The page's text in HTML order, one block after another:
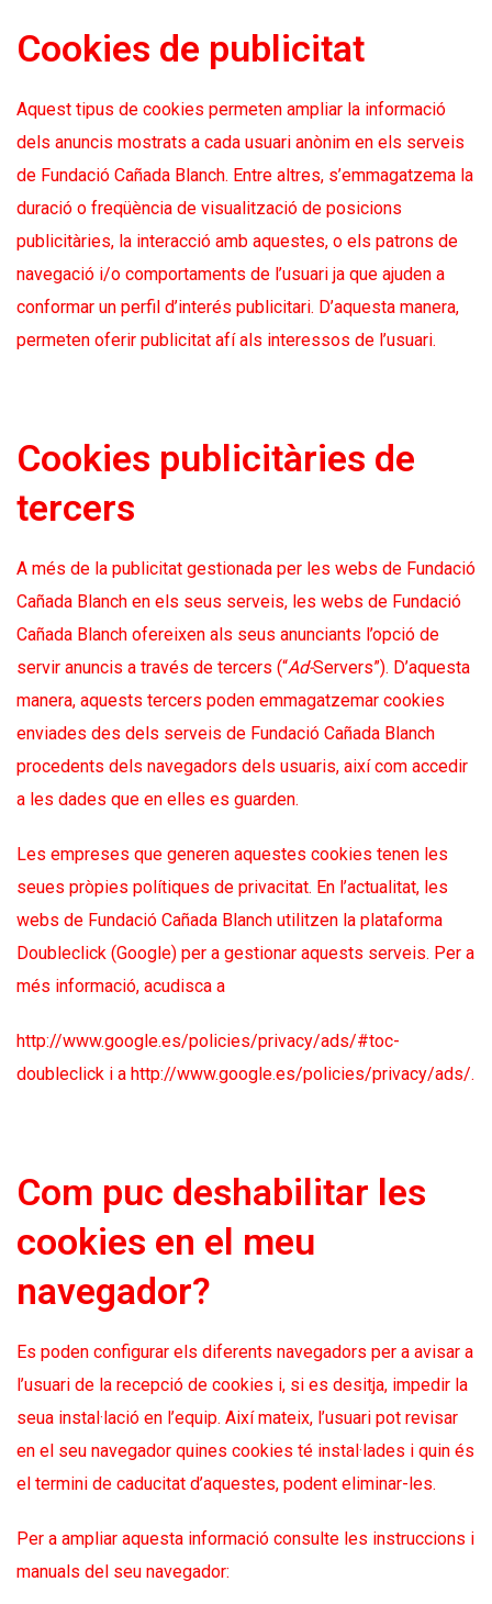
Cookies de publicitat
Aquest tipus de cookies permeten ampliar la informació
dels anuncis mostrats a cada usuari anònim en els serveis
de Fundació Cañada Blanch. Entre altres, s’emmagatzema la
duració o freqüència de visualització de posicions
publicitàries, la interacció amb aquestes, o els patrons de
navegació i/o comportaments de l’usuari ja que ajuden a
conformar un perfil d’interés publicitari. D’aquesta manera,
permeten oferir publicitat afí als interessos de l’usuari.
Cookies publicitàries de
tercers
A més de la publicitat gestionada per les webs de Fundació
Cañada Blanch en els seus serveis, les webs de Fundació
Cañada Blanch ofereixen als seus anunciants l’opció de
servir anuncis a través de tercers (“Ad-Servers”). D’aquesta
manera, aquests tercers poden emmagatzemar cookies
enviades des dels serveis de Fundació Cañada Blanch
procedents dels navegadors dels usuaris, així com accedir
a les dades que en elles es guarden.
Les empreses que generen aquestes cookies tenen les
seues pròpies polítiques de privacitat. En l’actualitat, les
webs de Fundació Cañada Blanch utilitzen la plataforma
Doubleclick (Google) per a gestionar aquests serveis. Per a
més informació, acudisca a
http://www.google.es/policies/privacy/ads/#toc-
doubleclick i a http://www.google.es/policies/privacy/ads/.
Com puc deshabilitar les
cookies en el meu
navegador?
Es poden configurar els diferents navegadors per a avisar a
l’usuari de la recepció de cookies i, si es desitja, impedir la
seua instal·lació en l’equip. Així mateix, l’usuari pot revisar
en el seu navegador quines cookies té instal·lades i quin és
el termini de caducitat d’aquestes, podent eliminar-les.
Per a ampliar aquesta informació consulte les instruccions i
manuals del seu navegador: